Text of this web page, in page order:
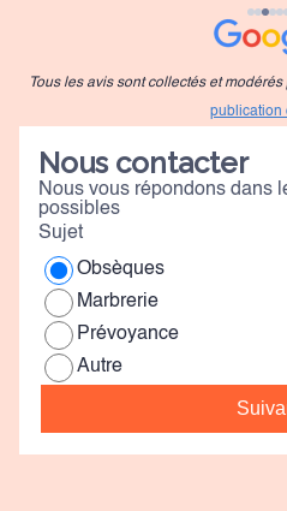
Tous les avis sont collectés et
publication
Nous contacter
Nous vous répondons dans
possibles
Sujet
Obsèques
Marbrerie
Prévoyance
Autre